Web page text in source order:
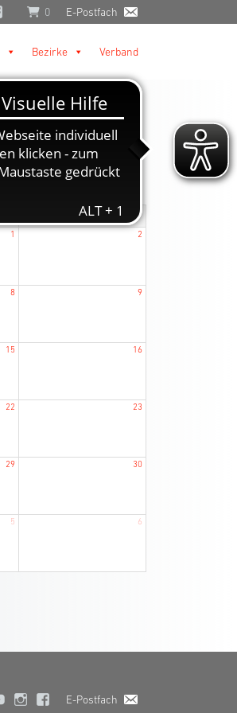
0 E-Postfach
Bezirke Verband
heute
So.
1 2
8 9
15 16
22 23
29 30
5 6
E-Postfach